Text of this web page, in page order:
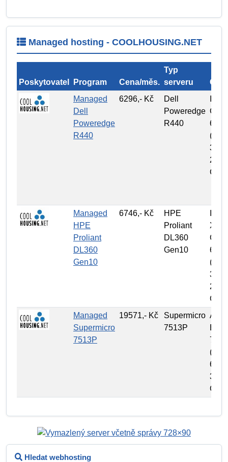
Managed hosting - COOLHOUSING.NET
Poskytovatel Program Cena/měs.
Typ
serveru
CPU
Managed
Dell
Poweredge
R440
6296,- Kč
Dell
Poweredge
R440
Gold
6130
32T,
2,1
GHz)
Managed
HPE
Proliant
DL360
Gen10
6746,- Kč
HPE
Proliant
DL360
Gen10
Gold
6130
32T,
2,1
GHz)
Managed
Supermicro
7513P
19571,- Kč
Supermicro
7513P
AMD
64T,
3,7
GHz)
Hledat webhosting